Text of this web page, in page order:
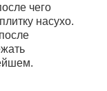
чего
насухо.